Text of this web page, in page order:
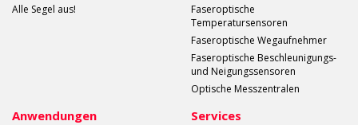
Alle Segel aus!
Faseroptische
Temperatursensoren
Faseroptische Wegaufnehmer
Faseroptische Beschleunigungs-
und Neigungssensoren
Optische Messzentralen
Anwendungen Services